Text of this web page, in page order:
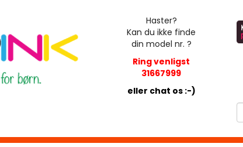
Haster?
Kan du ikke finde
din model nr. ?
Ring venligst
31667999
eller chat os :-)